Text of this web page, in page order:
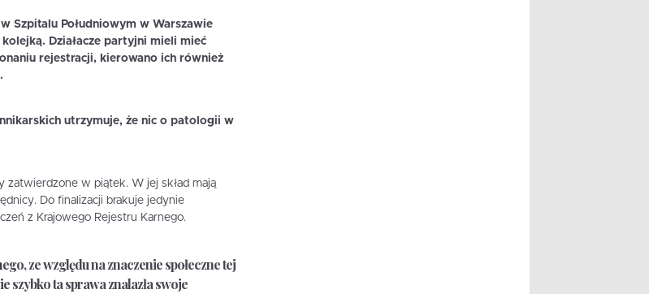
Szpitalu Południowym w Warszawie
Działacze partyjni mieli mieć
rejestracji, kierowano ich również
utrzymuje, że nic o patologii w
zatwierdzone w piątek. W jej skład mają
Do finalizacji brakuje jedynie
z Krajowego Rejestru Karnego.
ze względu na znaczenie społeczne tej
szybko ta sprawa znalazła swoje